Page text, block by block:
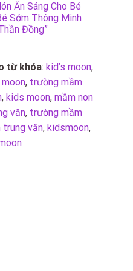
Ăn Sáng Cho Bé
Sớm Thông Minh
Đồng”
từ khóa: kid’s moon;
moon, trường mầm
, kids moon, mầm non
văn, trường mầm
trung văn, kidsmoon,